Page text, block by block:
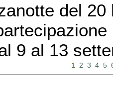
del
9 al 13
1 2 3 4 5